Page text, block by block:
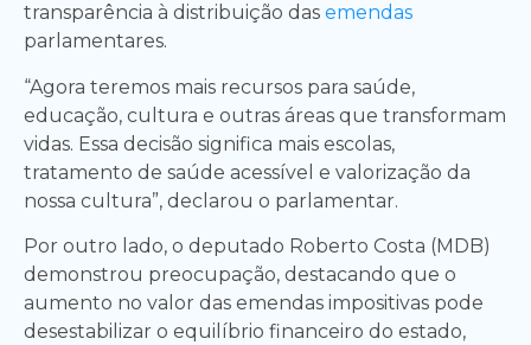
transparência à distribuição das emendas
parlamentares.
“Agora teremos mais recursos para saúde,
educação, cultura e outras áreas que transformam
vidas. Essa decisão significa mais escolas,
tratamento de saúde acessível e valorização da
nossa cultura”, declarou o parlamentar.
Por outro lado, o deputado Roberto Costa (MDB)
demonstrou preocupação, destacando que o
aumento no valor das emendas impositivas pode
desestabilizar o equilíbrio financeiro do estado,